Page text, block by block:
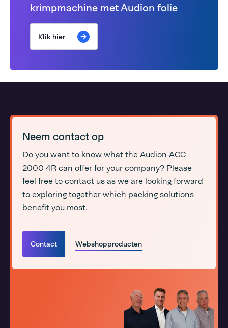
krimpmachine met Audion folie
Klik hier
Neem contact op
Do you want to know what the Audion ACC
2000 4R can offer for your company? Please
feel free to contact us as we are looking forward
to exploring together which packing solutions
benefit you most.
Contact Webshopproducten